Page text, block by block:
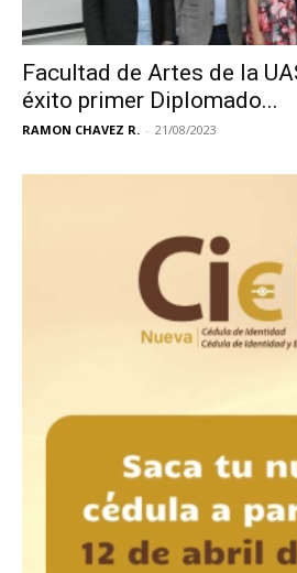
Facultad de Artes de la
éxito primer Diplomado...
RAMON CHAVEZ R. - 21/08/2023